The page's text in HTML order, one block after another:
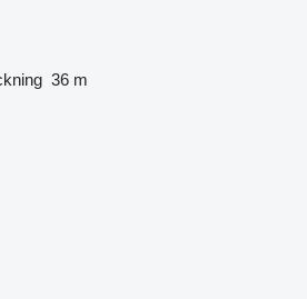
36 m